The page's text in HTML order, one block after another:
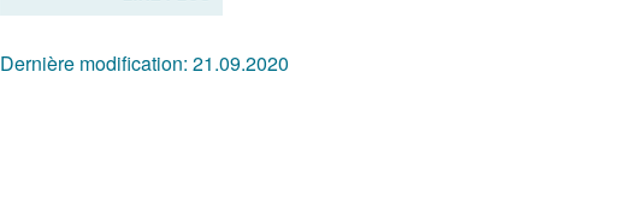
Dernière modification: 21.09.2020